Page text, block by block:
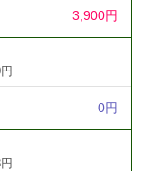
3,900円
0円